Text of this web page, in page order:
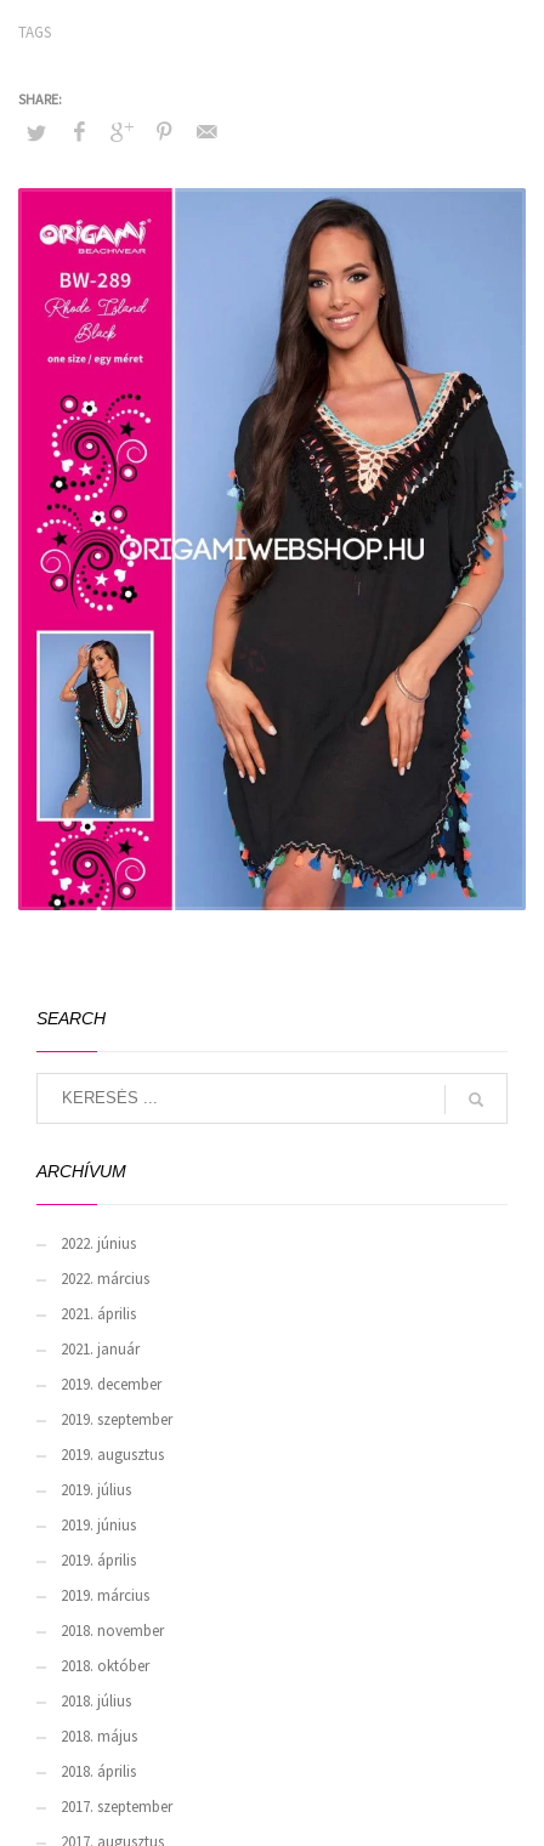
TAGS
SEARCH
ARCHÍVUM
2022. június
2022. március
2021. április
2021. január
2019. december
2019. szeptember
2019. augusztus
2019. július
2019. június
2019. április
2019. március
2018. november
2018. október
2018. július
2018. május
2018. április
2017. szeptember
2017. augusztus